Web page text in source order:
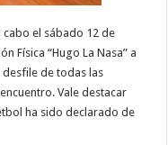
cabo el sábado 12 de
Física “Hugo La Nasa” a
desfile de todas las
Vale destacar
ha sido declarado de